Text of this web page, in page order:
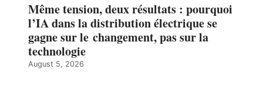
Même tension, deux résultats : pourquoi
l’IA dans la distribution électrique se
gagne sur le changement, pas sur la
technologie
August 5, 2026